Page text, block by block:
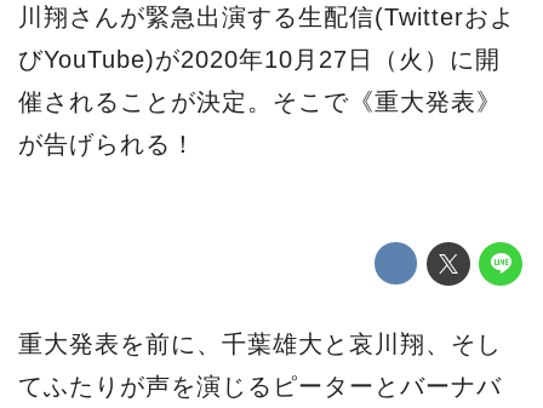
川翔さんが緊急出演する生配信(Twitterおよ
びYouTube)が2020年10月27日（火）に開
催されることが決定。そこで《重大発表》
が告げられる！
重大発表を前に、千葉雄大と哀川翔、そし
てふたりが声を演じるピーターとバーナバ